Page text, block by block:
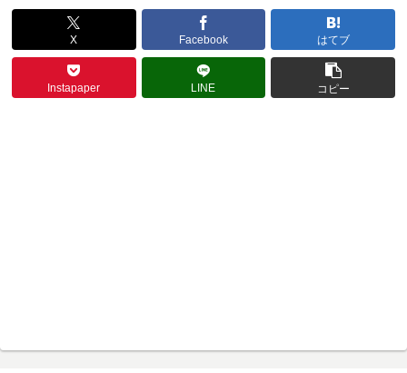
X Facebook はてブ
Instapaper LINE コピー